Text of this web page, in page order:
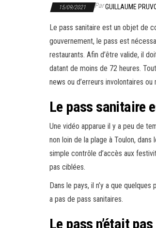
15/09/2021 ParGUILLAUME
Le pass sanitaire est un objet de
gouvernement, le pass est
restaurants. Afin d’être valide, il
datant de moins de 72 heures.
news ou d’erreurs involontaires ou
Le pass sanitaire
Une vidéo apparue il y a peu de
non loin de la plage à Toulon, dans
simple contrôle d’accès aux
pas ciblées.
Dans le pays, il n’y a que
a pas de pass sanitaires.
Le pass n’était